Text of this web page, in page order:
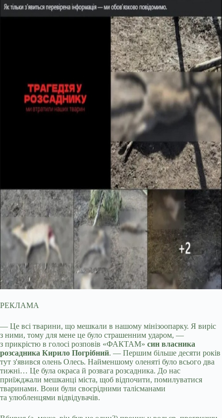
РЕКЛАМА
— Це всі тварини, що мешкали в нашому мінізоопарку. Я виріс
з ними, тому для мене це було страшенним ударом, —
з прикрістю в голосі розповів «ФАКТАМ» син власника
розсадника Кирило Погрібний. — Першим більше десяти років
тут з'явився олень Олесь. Найменшому оленяті було всього два
тижні… Це була окраса й розвага розсадника. До нас
приїжджали мешканці міста, щоб відпочити, помилуватися
тваринами. Вони були своєрідними талісманами
та улюбленцями відвідувачів.